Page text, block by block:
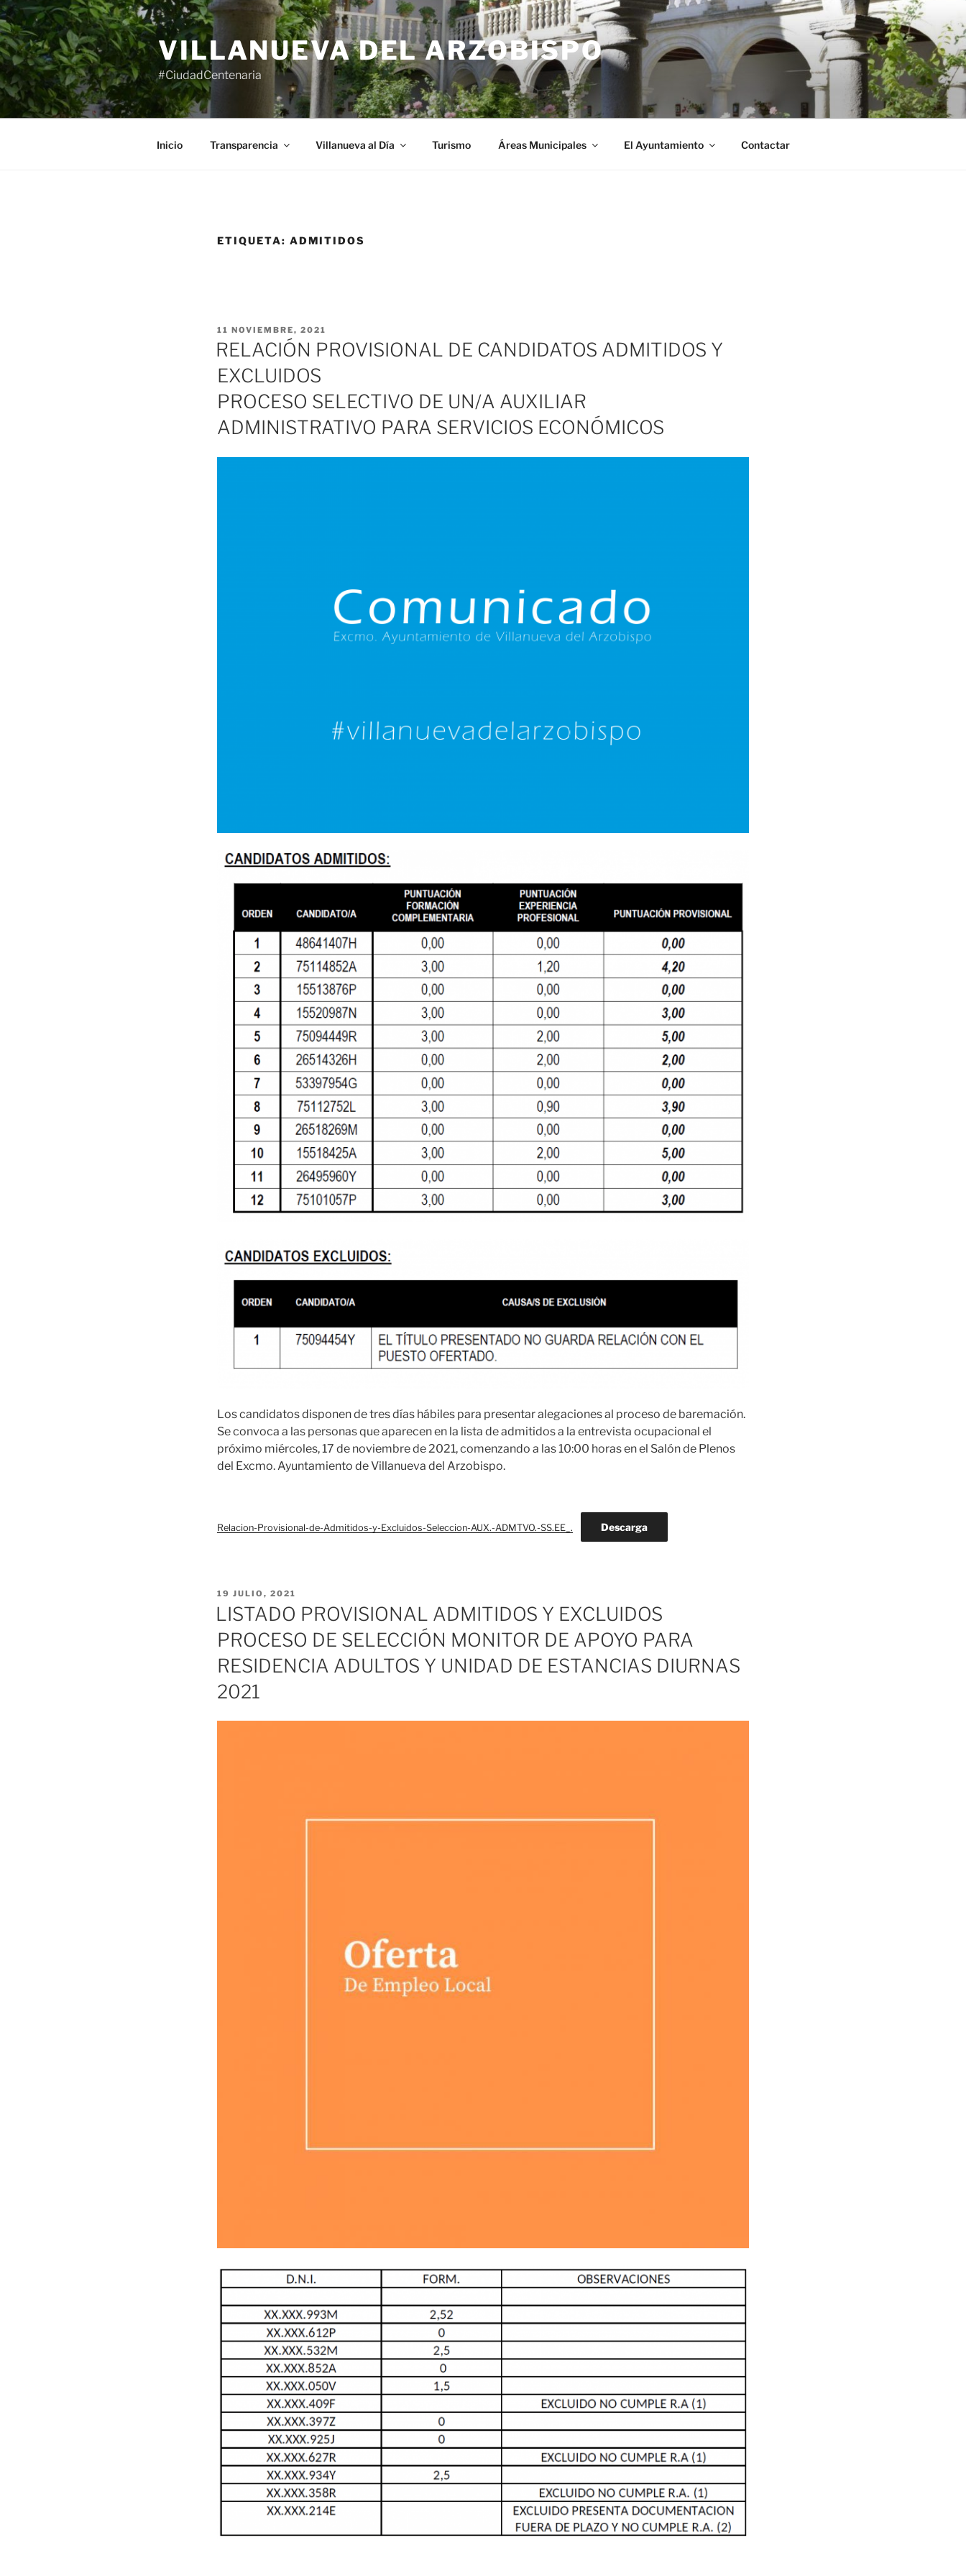
Saltar
al
contenido
VILLANUEVA DEL ARZOBISPO
#CiudadCentenaria
Inicio Transparencia Villanueva al Día Turismo Áreas Municipales El Ayuntamiento Contactar
ETIQUETA: ADMITIDOS
PUBLICADO
EL
11 NOVIEMBRE, 2021
RELACIÓN PROVISIONAL DE CANDIDATOS ADMITIDOS Y
EXCLUIDOS
PROCESO SELECTIVO DE UN/A AUXILIAR
ADMINISTRATIVO PARA SERVICIOS ECONÓMICOS
Los candidatos disponen de tres días hábiles para presentar alegaciones al proceso de baremación.
Se convoca a las personas que aparecen en la lista de admitidos a la entrevista ocupacional el
próximo miércoles, 17 de noviembre de 2021, comenzando a las 10:00 horas en el Salón de Plenos
del Excmo. Ayuntamiento de Villanueva del Arzobispo.
Relacion-Provisional-de-Admitidos-y-Excluidos-Seleccion-AUX.-ADMTVO.-SS.EE_. Descarga
PUBLICADO
EL
19 JULIO, 2021
LISTADO PROVISIONAL ADMITIDOS Y EXCLUIDOS
PROCESO DE SELECCIÓN MONITOR DE APOYO PARA
RESIDENCIA ADULTOS Y UNIDAD DE ESTANCIAS DIURNAS
2021